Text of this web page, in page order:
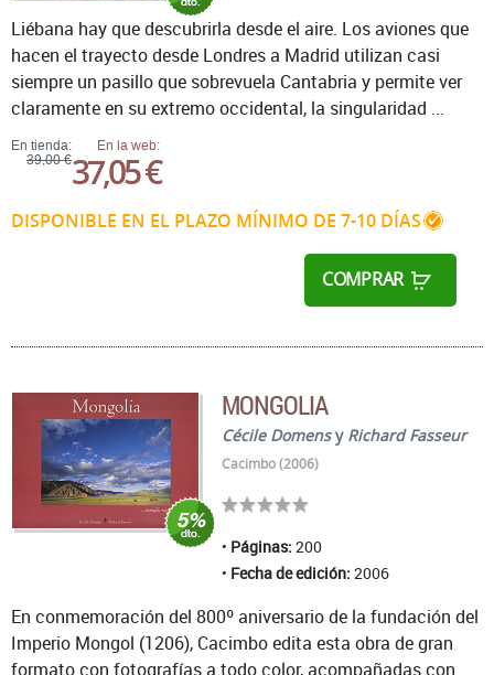
En tienda:
39,00 €
En la web:
37,05 €
DISPONIBLE EN EL PLAZO MÍNIMO DE 7-10 DÍAS
COMPRAR
Liébana hay que descubrirla desde el aire. Los aviones que
hacen el trayecto desde Londres a Madrid utilizan casi
siempre un pasillo que sobrevuela Cantabria y permite ver
claramente en su extremo occidental, la singularidad ...
MONGOLIA
Cécile Domensy Richard Fasseur
Cacimbo (2006)
Páginas: 200
Fecha de edición: 2006
En conmemoración del 800º aniversario de la fundación del
Imperio Mongol (1206), Cacimbo edita esta obra de gran
formato con fotografías a todo color, acompañadas con